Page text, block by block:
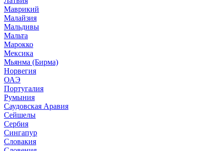
Маврикий
Малайзия
Мальдивы
Мальта
Марокко
Мексика
Мьянма (Бирма)
Норвегия
ОАЭ
Португалия
Румыния
Саудовская Аравия
Сейшелы
Сербия
Сингапур
Словакия